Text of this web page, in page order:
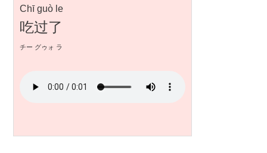
Chī guò le
吃过了
チー グゥォ ラ